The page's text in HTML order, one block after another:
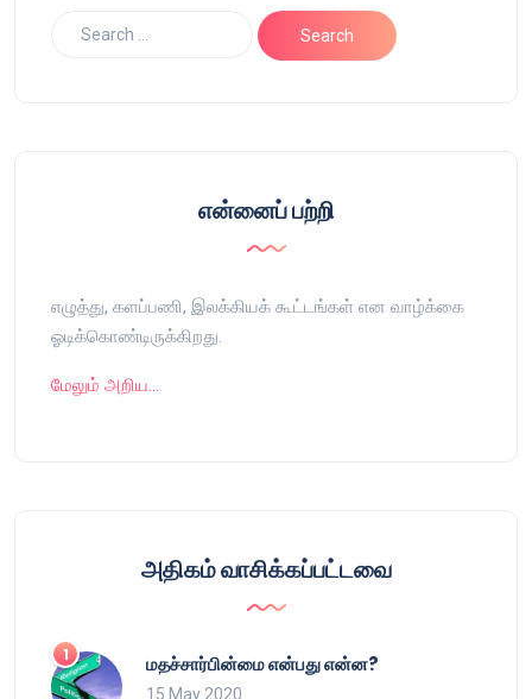
என்னைப் பற்றி
எழுத்து, களப்பணி, இலக்கியக் கூட்டங்கள் என வாழ்க்கை
ஓடிக்கொண்டிருக்கிறது.
மேலும் அறிய…
அதிகம் வாசிக்கப்பட்டவை
மதச்சார்பின்மை என்பது என்ன?
15 May 2020